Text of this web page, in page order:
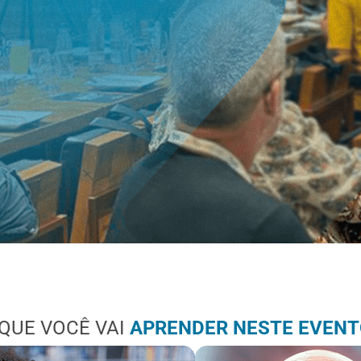
VOCÊ VAI APRENDER NESTE